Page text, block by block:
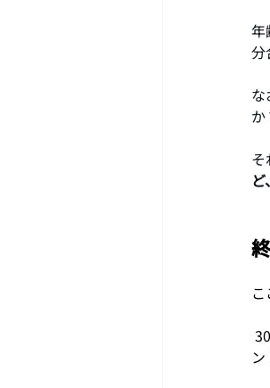
年
分
か
そ